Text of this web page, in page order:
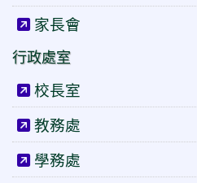
家長會
行政處室
校長室
教務處
學務處